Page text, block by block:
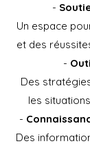
-
Un espace
et des
-
Des
les
-
Des